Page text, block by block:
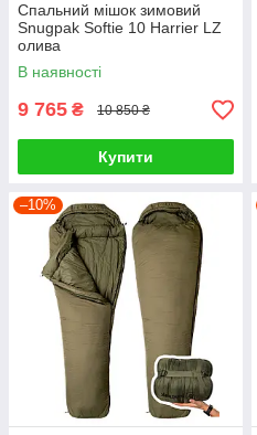
Спальний мішок зимовий
Snugpak Softie 10 Harrier LZ
олива
В наявності
9 765 ₴ 10 850 ₴
Купити
–10%